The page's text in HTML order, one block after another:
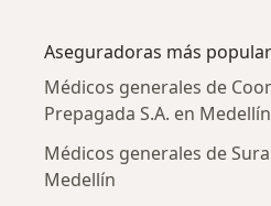
Aseguradoras más
Médicos generales de
Prepagada S.A. en Medellín
Médicos generales de
Medellín